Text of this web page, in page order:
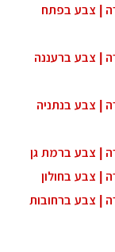
בפתח
ברעננה
בנתניה
ברמת גן
בחולון
ברחובות